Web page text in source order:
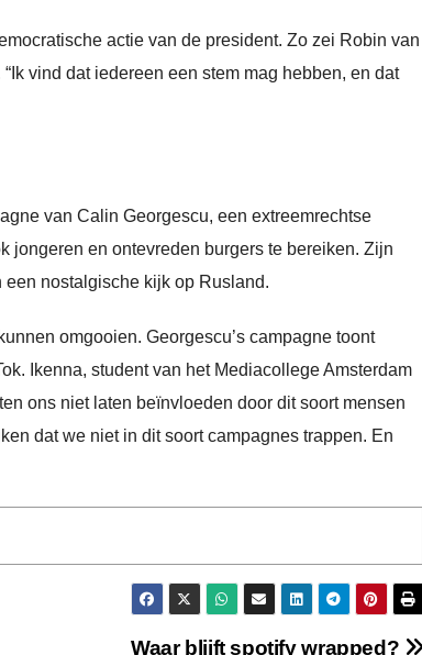
actie van de president. Zo zei Robin van
vind dat iedereen een stem mag hebben, en dat
van Calin Georgescu, een extreemrechtse
jongeren en ontevreden burgers te bereiken. Zijn
nostalgische kijk op Rusland.
omgooien. Georgescu’s campagne toont
Ikenna, student van het Mediacollege Amsterdam
ons niet laten beïnvloeden door dit soort mensen
dat we niet in dit soort campagnes trappen. En
Waar blijft spotify wrapped?